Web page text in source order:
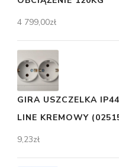
4 799,00zł
GIRA USZCZELKA
LINE KREMOWY
9,23zł